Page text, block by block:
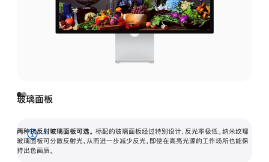
玻璃面板
两种抗反射玻璃面板可选。 标配的玻璃面板经过特别设计，反光率极低。纳米纹理
玻璃面板可分散反射光，从而进一步减少反光，即使在高亮光源的工作场所也能保
持出色画质。
展
开